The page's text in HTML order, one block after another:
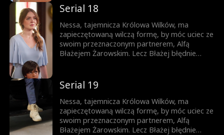
Dopiero gdy życie ich syna jest zagrożone,
pojawia się szansa, by Błażej zrozumiał
prawdę – lecz czy nie będzie już za późno?
Serial 18
Nessa, tajemnicza Królowa Wilków, ma
zapieczętowaną wilczą formę, by móc uciec ze
swoim przeznaczonym partnerem, Alfą
Błażejem Żarowskim. Lecz Błażej błędnie
Dopiero gdy życie ich syna jest zagrożone,
pojawia się szansa, by Błażej zrozumiał
prawdę – lecz czy nie będzie już za późno?
Serial 19
Nessa, tajemnicza Królowa Wilków, ma
zapieczętowaną wilczą formę, by móc uciec ze
swoim przeznaczonym partnerem, Alfą
Błażejem Żarowskim. Lecz Błażej błędnie